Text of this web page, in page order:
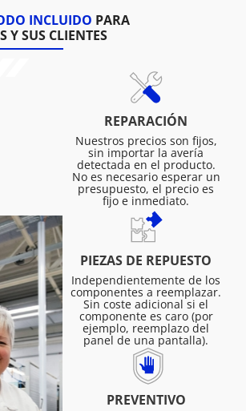
INCLUIDO PARA
Y SUS CLIENTES
REPARACIÓN
Nuestros precios son fijos,
sin importar la avería
detectada en el producto.
No es necesario esperar un
presupuesto, el precio es
fijo e inmediato.
PIEZAS DE REPUESTO
Independientemente de los
componentes a reemplazar.
Sin coste adicional si el
componente es caro (por
ejemplo, reemplazo del
panel de una pantalla).
PREVENTIVO